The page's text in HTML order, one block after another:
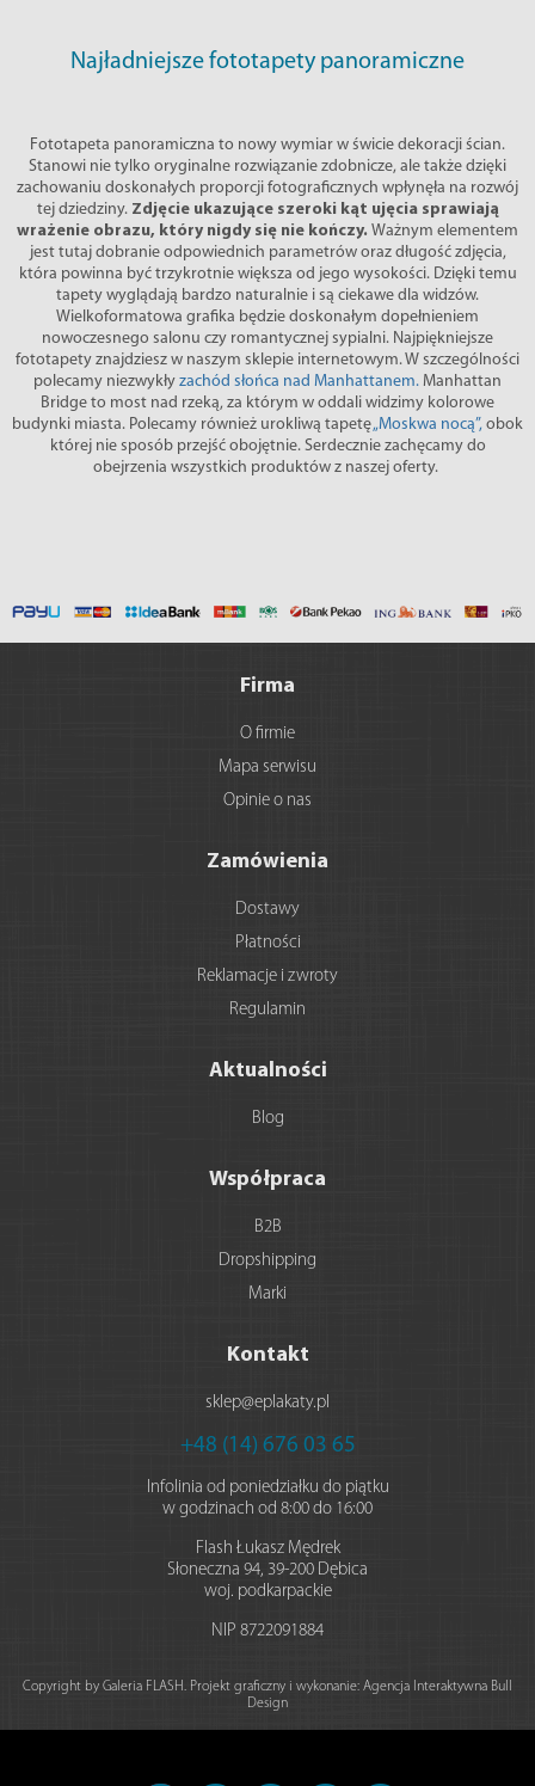
Najładniejsze fototapety panoramiczne
Fototapeta panoramiczna to nowy wymiar w świcie dekoracji ścian.
Stanowi nie tylko oryginalne rozwiązanie zdobnicze, ale także dzięki
zachowaniu doskonałych proporcji fotograficznych wpłynęła na rozwój
tej dziedziny. Zdjęcie ukazujące szeroki kąt ujęcia sprawiają
wrażenie obrazu, który nigdy się nie kończy. Ważnym elementem
jest tutaj dobranie odpowiednich parametrów oraz długość zdjęcia,
która powinna być trzykrotnie większa od jego wysokości. Dzięki temu
tapety wyglądają bardzo naturalnie i są ciekawe dla widzów.
Wielkoformatowa grafika będzie doskonałym dopełnieniem
nowoczesnego salonu czy romantycznej sypialni. Najpiękniejsze
fototapety znajdziesz w naszym sklepie internetowym. W szczególności
polecamy niezwykły zachód słońca nad Manhattanem. Manhattan
Bridge to most nad rzeką, za którym w oddali widzimy kolorowe
budynki miasta. Polecamy również urokliwą tapetę„Moskwa nocą”, obok
której nie sposób przejść obojętnie. Serdecznie zachęcamy do
obejrzenia wszystkich produktów z naszej oferty.
Firma
O firmie
Mapa serwisu
Opinie o nas
Zamówienia
Dostawy
Płatności
Reklamacje i zwroty
Regulamin
Aktualności
Blog
Współpraca
B2B
Dropshipping
Marki
Kontakt
sklep@eplakaty.pl
+48 (14) 676 03 65
Infolinia od poniedziałku do piątku
w godzinach od 8:00 do 16:00
Flash Łukasz Mędrek
Słoneczna 94, 39-200 Dębica
woj. podkarpackie
NIP 8722091884
Copyright by Galeria FLASH. Projekt graficzny i wykonanie: Agencja Interaktywna Bull
Design